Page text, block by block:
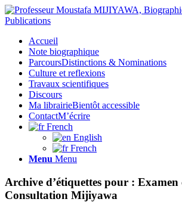
Accueil
Note biographique
ParcoursDistinctions & Nominations
Culture et reflexions
Travaux scientifiques
Discours
Ma librairieBientôt accessible
ContactM’écrire
French
English
French
Menu Menu
Archive d’étiquettes pour : Examen
Consultation Mijiyawa